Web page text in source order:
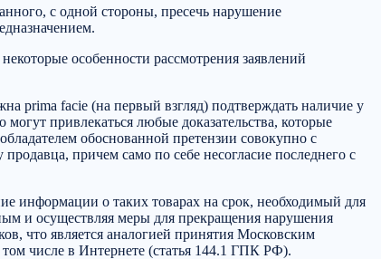
с одной стороны, пресечь нарушение
особенности рассмотрения заявлений
prima facie (на первый взгляд) подтверждать наличие у
привлекаться любые доказательства, которые
обоснованной претензии совокупно с
продавца, причем само по себе несогласие последнего с
информации о таких товарах на срок, необходимый для
и осуществляя меры для прекращения нарушения
что является аналогией принятия Московским
числе в Интернете (статья 144.1 ГПК РФ).